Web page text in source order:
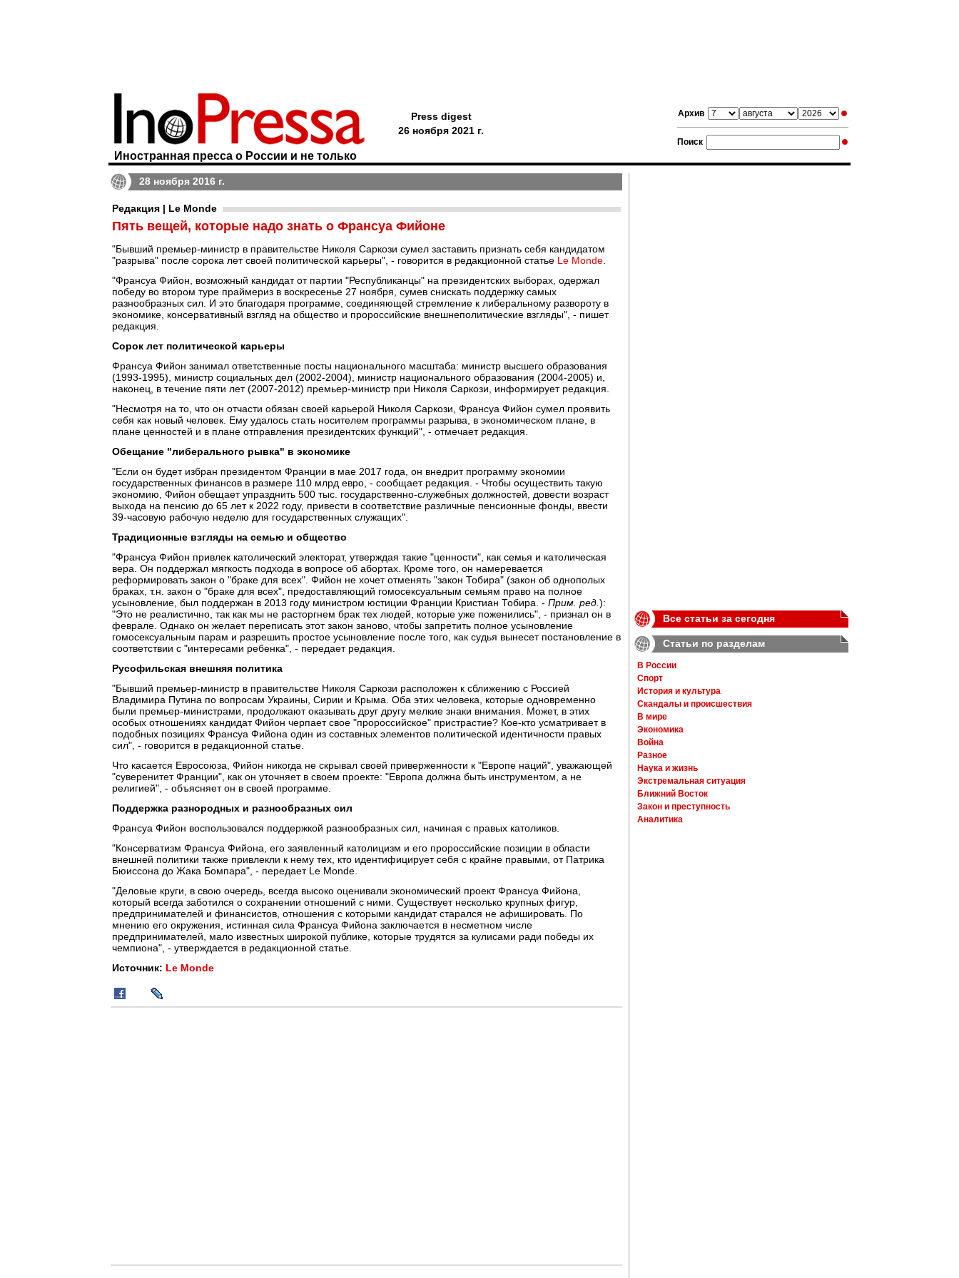
Архив
Поиск
Иностранная пресса о России и не только
Press digest
26 ноября 2021 г.
28 ноября 2016 г.
Редакция | Le Monde
Пять вещей, которые надо знать о Франсуа Фийоне
"Бывший премьер-министр в правительстве Николя Саркози сумел заставить признать себя кандидатом
"разрыва" после сорока лет своей политической карьеры", - говорится в редакционной статье Le Monde
"Франсуа Фийон, возможный кандидат от партии "Республиканцы" на президентских выборах, одержал
победу во втором туре праймериз в воскресенье 27 ноября, сумев снискать поддержку самых
разнообразных сил. И это благодаря программе, соединяющей стремление к либеральному развороту в
экономике, консервативный взгляд на общество и пророссийские внешнеполитические взгляды", - пишет
редакция.
Сорок лет политической карьеры
Франсуа Фийон занимал ответственные посты национального масштаба: министр высшего образования
(1993-1995), министр социальных дел (2002-2004), министр национального образования (2004-2005) и,
наконец, в течение пяти лет (2007-2012) премьер-министр при Николя Саркози, информирует редакция.
"Несмотря на то, что он отчасти обязан своей карьерой Николя Саркози, Франсуа Фийон сумел проявить
себя как новый человек. Ему удалось стать носителем программы разрыва, в экономическом плане, в
плане ценностей и в плане отправления президентских функций", - отмечает редакция.
Обещание "либерального рывка" в экономике
"Если он будет избран президентом Франции в мае 2017 года, он внедрит программу экономии
государственных финансов в размере 110 млрд евро, - сообщает редакция. - Чтобы осуществить такую
экономию, Фийон обещает упразднить 500 тыс. государственно-служебных должностей, довести возраст
выхода на пенсию до 65 лет к 2022 году, привести в соответствие различные пенсионные фонды, ввести
39-часовую рабочую неделю для государственных служащих".
Традиционные взгляды на семью и общество
"Франсуа Фийон привлек католический электорат, утверждая такие "ценности", как семья и католическая
вера. Он поддержал мягкость подхода в вопросе об абортах. Кроме того, он намеревается
реформировать закон о "браке для всех". Фийон не хочет отменять "закон Тобира" (закон об однополых
браках, т.н. закон о "браке для всех", предоставляющий гомосексуальным семьям право на полное
усыновление, был поддержан в 2013 году министром юстиции Франции Кристиан Тобира. - Прим. ред. ):
"Это не реалистично, так как мы не расторгнем брак тех людей, которые уже поженились", - признал он в
феврале. Однако он желает переписать этот закон заново, чтобы запретить полное усыновление
гомосексуальным парам и разрешить простое усыновление после того, как судья вынесет постановление в
соответствии с "интересами ребенка", - передает редакция.
Русофильская внешняя политика
"Бывший премьер-министр в правительстве Николя Саркози расположен к сближению с Россией
Владимира Путина по вопросам Украины, Сирии и Крыма. Оба этих человека, которые одновременно
были премьер-министрами, продолжают оказывать друг другу мелкие знаки внимания. Может, в этих
особых отношениях кандидат Фийон черпает свое "пророссийское" пристрастие? Кое-кто усматривает в
подобных позициях Франсуа Фийона один из составных элементов политической идентичности правых
сил", - говорится в редакционной статье.
Что касается Евросоюза, Фийон никогда не скрывал своей приверженности к "Европе наций", уважающей
"суверенитет Франции", как он уточняет в своем проекте: "Европа должна быть инструментом, а не
религией", - объясняет он в своей программе.
Поддержка разнородных и разнообразных сил
Франсуа Фийон воспользовался поддержкой разнообразных сил, начиная с правых католиков.
"Консерватизм Франсуа Фийона, его заявленный католицизм и его пророссийские позиции в области
внешней политики также привлекли к нему тех, кто идентифицирует себя с крайне правыми, от Патрика
Бюиссона до Жака Бомпара", - передает Le Monde.
"Деловые круги, в свою очередь, всегда высоко оценивали экономический проект Франсуа Фийона,
который всегда заботился о сохранении отношений с ними. Существует несколько крупных фигур,
предпринимателей и финансистов, отношения с которыми кандидат старался не афишировать. По
мнению его окружения, истинная сила Франсуа Фийона заключается в несметном числе
предпринимателей, мало известных широкой публике, которые трудятся за кулисами ради победы их
чемпиона", - утверждается в редакционной статье.
Источник: Le Monde
Все статьи за сегодня
Статьи по разделам
В России
Спорт
История и культура
Скандалы и происшествия
В мире
Экономика
Война
Разное
Наука и жизнь
Экстремальная ситуация
Ближний Восток
Закон и преступность
Аналитика